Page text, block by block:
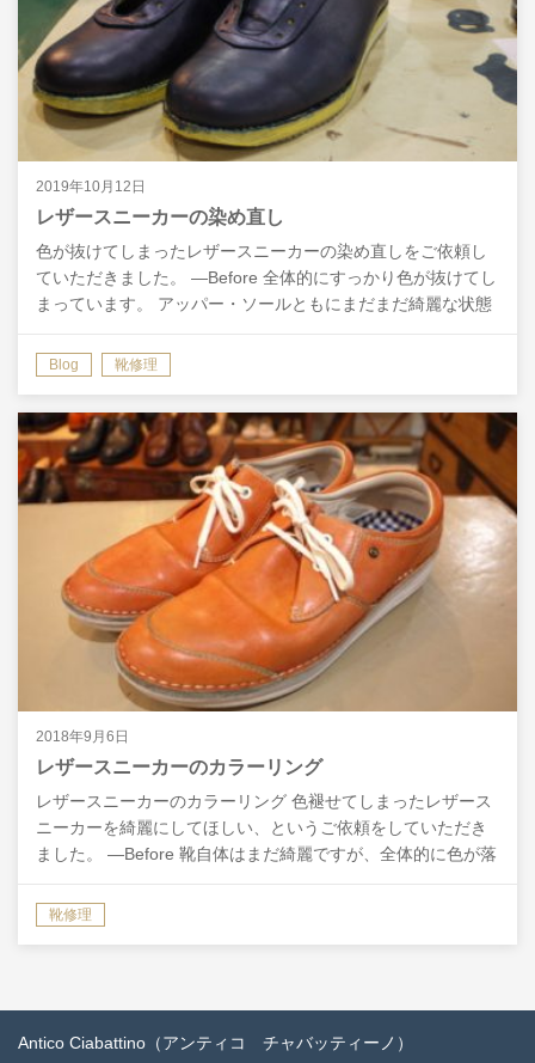
2019年10月12日
レザースニーカーの染め直し
色が抜けてしまったレザースニーカーの染め直しをご依頼し
ていただきました。 ―Before 全体的にすっかり色が抜けてし
まっています。 アッパー・ソールともにまだまだ綺麗な状態
Blog 靴修理
2018年9月6日
レザースニーカーのカラーリング
レザースニーカーのカラーリング 色褪せてしまったレザース
ニーカーを綺麗にしてほしい、というご依頼をしていただき
ました。 ―Before 靴自体はまだ綺麗ですが、全体的に色が落
靴修理
Antico Ciabattino（アンティコ チャバッティーノ）